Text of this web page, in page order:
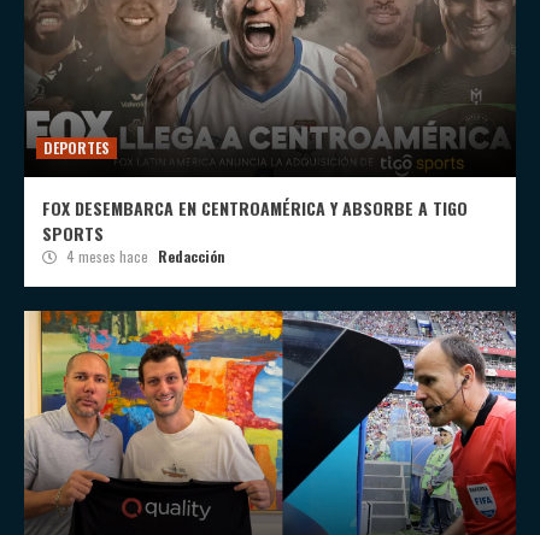
DEPORTES
FOX DESEMBARCA EN CENTROAMÉRICA Y ABSORBE A TIGO
SPORTS
4 meses hace Redacción